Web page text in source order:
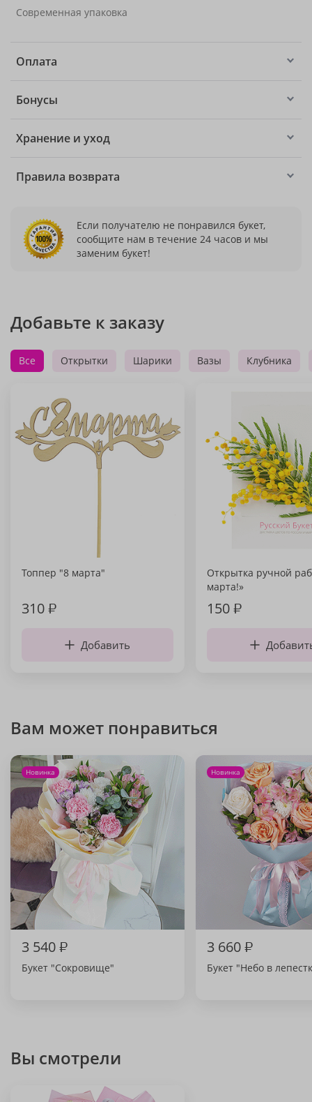
Современная упаковка
Оплата
Бонусы
Хранение и уход
Правила возврата
Если получателю не понравился букет,
сообщите нам в течение 24 часов и мы
заменим букет!
Добавьте к заказу
Все Открытки Шарики Вазы Клубника
Топпер "8 марта"
310₽
Добавить
Открытка ручной
марта!»
150₽
Вам может понравиться
Новинка
3 540₽
Букет "Сокровище"
Новинка
3 660₽
Букет "Небо в
Вы смотрели